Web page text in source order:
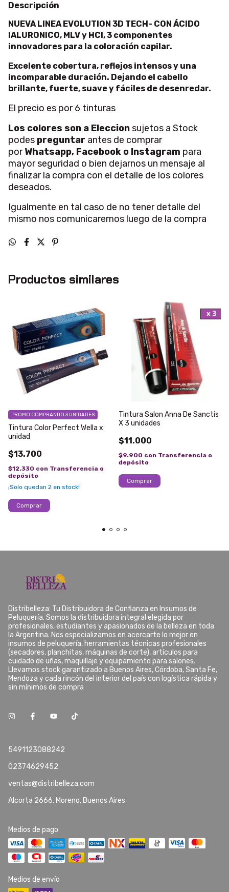
Descripción
NUEVA LINEA EVOLUTION 3D TECH- CON ÁCIDO
IALURONICO, MLV y HCI, 3 componentes
innovadores para la coloración capilar.
Excelente cobertura, reflejos intensos y una
incomparable duración. Dejando el cabello
brillante, fuerte, suave y fáciles de desenredar.
El precio es por 6 tinturas
Los colores son a Eleccionsujetos a Stock
podes preguntar antes de comprar
porWhatsapp, Facebook o Instagram para
mayor seguridad o bien dejarnos un mensaje al
finalizar la compra con el detalle de los colores
deseados.
Igualmente en tal caso de no tener detalle del
mismo nos comunicaremos luego de la compra
Productos similares
Tintura Color Perfect Wella x
unidad
$13.700
PROMO COMPRANDO 3 UNIDADES
$12.330 con Transferencia o
depósito
¡Solo quedan 2 en stock!
Comprar
Tintura Salon Anna De Sanctis
X 3 unidades
$11.000
$9.900 con Transferencia o
depósito
Distribelleza: Tu Distribuidora de Confianza en Insumos de
Peluquería. Somos la distribuidora integral elegida por
profesionales, estudiantes y apasionados de la belleza en toda
la Argentina. Nos especializamos en acercarte lo mejor en
insumos de peluquería, herramientas técnicas profesionales
(secadores, planchitas, máquinas de corte), artículos para
cuidado de uñas, maquillaje y equipamiento para salones.
Llevamos stock garantizado a Buenos Aires, Córdoba, Santa Fe,
Mendoza y cada rincón del interior del país con logística rápida y
sin mínimos de compra
5491123088242
02374629452
ventas@distribelleza.com
Alcorta 2666, Moreno, Buenos Aires
Medios de pago
Medios de envío